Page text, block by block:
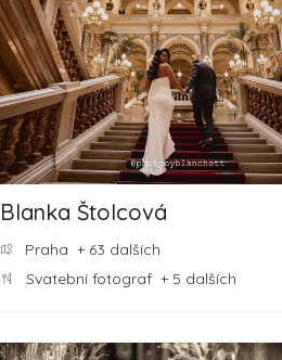
Blanka Štolcová
Praha + 63 dalších
Svatební fotograf + 5 dalších